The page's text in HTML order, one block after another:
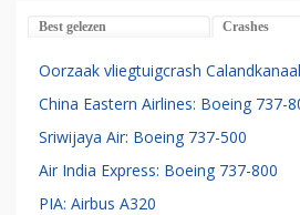
Best gelezen Crashes
Oorzaak vliegtuigcrash
China Eastern Airlines: Boeing 737-
Sriwijaya Air: Boeing 737-500
Air India Express: Boeing 737-800
PIA: Airbus A320